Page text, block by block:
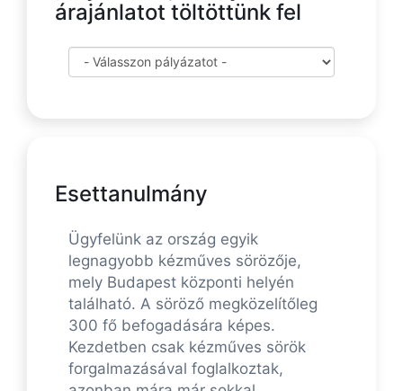
árajánlatot töltöttünk fel
Esettanulmány
Ügyfelünk az ország egyik
legnagyobb kézműves sörözője,
mely Budapest központi helyén
található. A söröző megközelítőleg
300 fő befogadására képes.
Kezdetben csak kézműves sörök
forgalmazásával foglalkoztak,